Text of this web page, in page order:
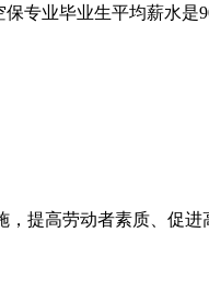
专业毕业生平均薪水是
提高劳动者素质、促进